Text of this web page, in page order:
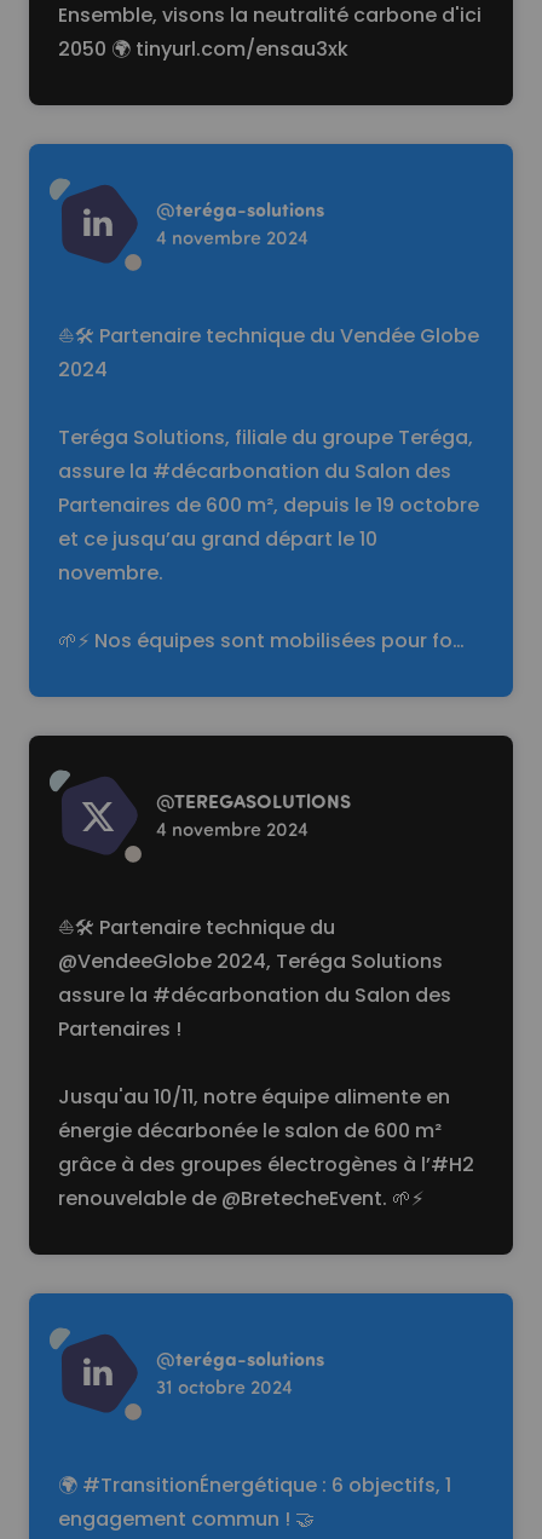
Ensemble, visons la neutralité carbone d'ici
2050 🌍 tinyurl.com/ensau3xk
Read more
@teréga-solutions
4 novembre 2024
⛵🛠️ Partenaire technique du Vendée Globe
2024
Teréga Solutions, filiale du groupe Teréga,
assure la #décarbonation du Salon des
Partenaires de 600 m², depuis le 19 octobre
et ce jusqu’au grand départ le 10
novembre.
🌱⚡️ Nos équipes sont mobilisées pour fo…
Read more
@TEREGASOLUTlONS
4 novembre 2024
⛵🛠️ Partenaire technique du
@VendeeGlobe 2024, Teréga Solutions
assure la #décarbonation du Salon des
Partenaires !
Jusqu'au 10/11, notre équipe alimente en
énergie décarbonée le salon de 600 m²
grâce à des groupes électrogènes à l’#H2
renouvelable de @BretecheEvent. 🌱⚡️
Read more
@teréga-solutions
31 octobre 2024
🌍 #TransitionÉnergétique : 6 objectifs, 1
engagement commun ! 🤝